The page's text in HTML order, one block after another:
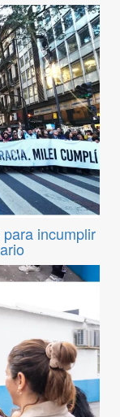
incumplir